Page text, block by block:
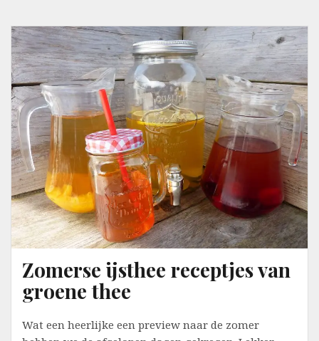
Zomerse ijsthee receptjes van
groene thee
Wat een heerlijke een preview naar de zomer